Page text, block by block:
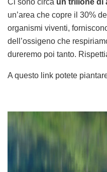
Ci sono circa un trilione di
un’area che copre il 30%
organismi viventi,
dell’ossigeno che
dureremo poi tanto.
A questo link potete